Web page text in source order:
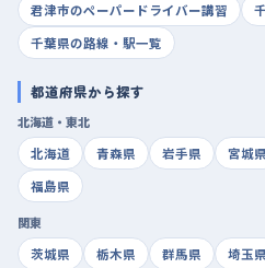
君津市のペーパードライバー講習
千葉県の路線・駅一覧
都道府県から探す
北海道・東北
北海道
青森県 岩手県 宮城県
福島県
関東
茨城県
栃木県 群馬県 埼玉県